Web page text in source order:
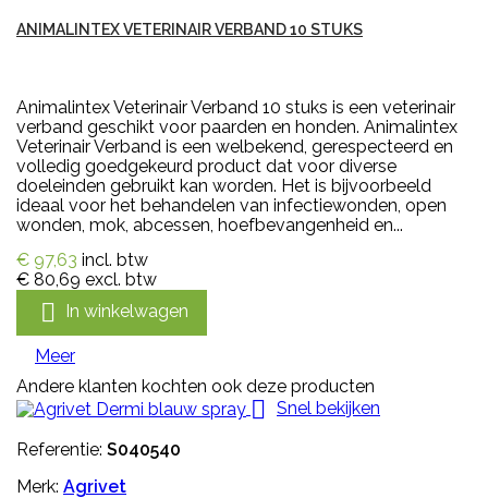
ANIMALINTEX VETERINAIR VERBAND 10 STUKS
Animalintex Veterinair Verband 10 stuks is een veterinair
verband geschikt voor paarden en honden. Animalintex
Veterinair Verband is een welbekend, gerespecteerd en
volledig goedgekeurd product dat voor diverse
doeleinden gebruikt kan worden. Het is bijvoorbeeld
ideaal voor het behandelen van infectiewonden, open
wonden, mok, abcessen, hoefbevangenheid en...
€ 97,63 incl. btw
€ 80,69 excl. btw
 In winkelwagen
Meer
Andere klanten kochten ook deze producten
 Snel bekijken
Referentie: S040540
Merk: Agrivet